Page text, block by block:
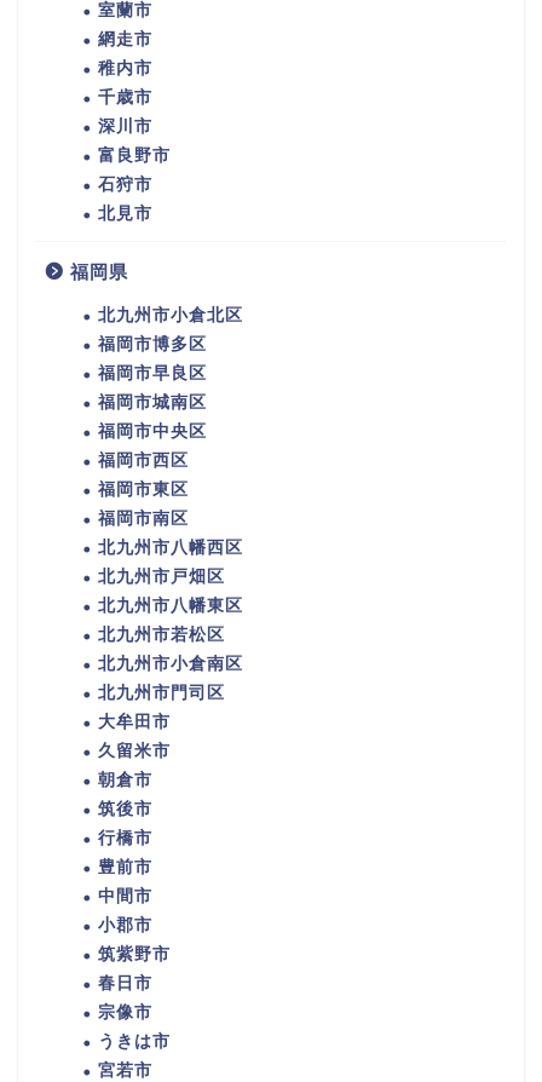
室蘭市
網走市
稚内市
千歳市
深川市
富良野市
石狩市
北見市
福岡県
北九州市小倉北区
福岡市博多区
福岡市早良区
福岡市城南区
福岡市中央区
福岡市西区
福岡市東区
福岡市南区
北九州市八幡西区
北九州市戸畑区
北九州市八幡東区
北九州市若松区
北九州市小倉南区
北九州市門司区
大牟田市
久留米市
朝倉市
筑後市
行橋市
豊前市
中間市
小郡市
筑紫野市
春日市
宗像市
うきは市
宮若市